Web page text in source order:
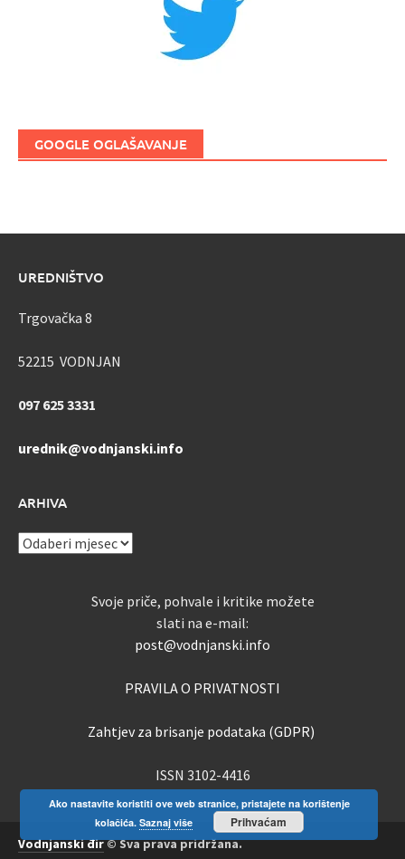
GOOGLE OGLAŠAVANJE
UREDNIŠTVO
Trgovačka 8
52215 VODNJAN
097 625 3331
urednik@vodnjanski.info
ARHIVA
ARHIVA
Svoje priče, pohvale i kritike možete
slati na e-mail:
post@vodnjanski.info
PRAVILA O PRIVATNOSTI
Zahtjev za brisanje podataka (GDPR)
ISSN 3102-4416
Vodnjanski đir© Sva prava pridržana.
Ako nastavite koristiti ove web stranice, pristajete na korištenje
kolačića. Saznaj više Prihvaćam